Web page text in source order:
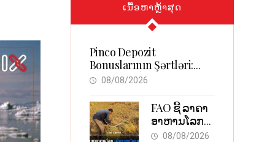
ເນື້ອຫາຫຼ້າສຸດ
Pinco Depozit
Bonuslarının Şərtləri:
Təcrübəli İstifadəçilərdən
08/08/2026
FAO ຊີ້ ລາຄາ
ອາຫານໂລກ
ພຸ່ງສູງສຸດໃນ
08/08/2026